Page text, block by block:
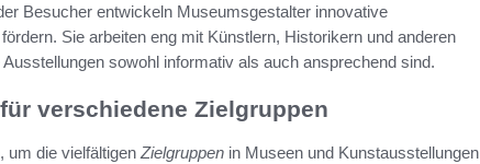
Besucher entwickeln Museumsgestalter innovative
Sie arbeiten eng mit Künstlern, Historikern und anderen
sowohl informativ als auch ansprechend sind.
verschiedene Zielgruppen
um die vielfältigen Zielgruppen in Museen und Kunstausstellungen